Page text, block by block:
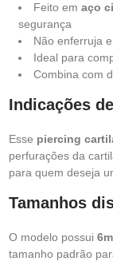
Feito em aço
segurança
Não enferruja
Ideal para
Combina com
Indicações
Esse piercing
perfurações da
para quem deseja
Tamanhos
O modelo possui
tamanho padrão